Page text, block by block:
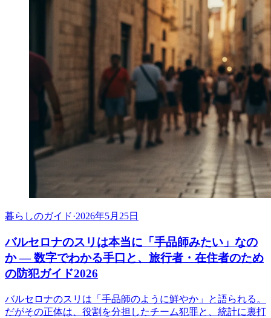
暮らしのガイド·2026年5月25日
バルセロナのスリは本当に「手品師みたい」なの
か ― 数字でわかる手口と、旅行者・在住者のため
の防犯ガイド2026
バルセロナのスリは「手品師のように鮮やか」と語られる。
だがその正体は、役割を分担したチーム犯罪と、統計に裏打